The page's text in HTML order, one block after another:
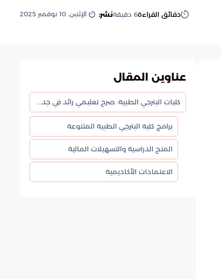
دقائق القراءة6 دقيقةنشر: الإثنين, 10 نوفمبر 2025
عناوين المقال
كليات البترجي الطبية: صرح تعليمي رائد في جدة وخميس مشيط
برامج كلية البترجي الطبية المتنوعة
المنح الدراسية والتسهيلات المالية
الاعتمادات الأكاديمية